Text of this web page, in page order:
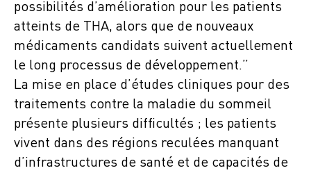
possibilités d’amélioration pour les patients
atteints de THA, alors que de nouveaux
médicaments candidats suivent actuellement
le long processus de développement.”
La mise en place d’études cliniques pour des
traitements contre la maladie du sommeil
présente plusieurs difficultés ; les patients
vivent dans des régions reculées manquant
d’infrastructures de santé et de capacités de